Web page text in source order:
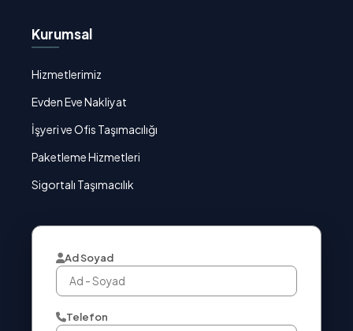
Kurumsal
Hizmetlerimiz
Evden Eve Nakliyat
İşyeri ve Ofis Taşımacılığı
Paketleme Hizmetleri
Sigortalı Taşımacılık
Ad Soyad
Telefon